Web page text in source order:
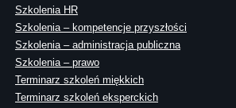
Szkolenia HR
Szkolenia – kompetencje przyszłości
Szkolenia – administracja publiczna
Szkolenia – prawo
Terminarz szkoleń miękkich
Terminarz szkoleń eksperckich